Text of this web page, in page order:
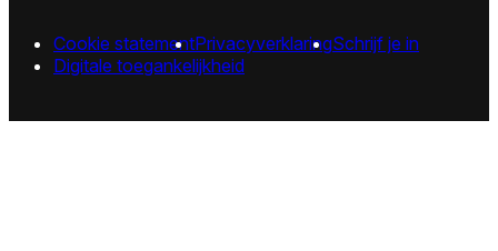
Cookie statementPrivacyverklaringSchrijf je in
Digitale toegankelijkheid